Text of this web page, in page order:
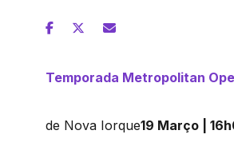
Temporada Metropolitan
de Nova Iorque19 Março |